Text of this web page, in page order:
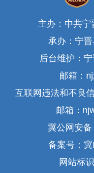
主办：中共
承办：宁
后台维护：
邮箱：
互联网违法和不良
邮箱：
冀公网安
备案号：
网站标